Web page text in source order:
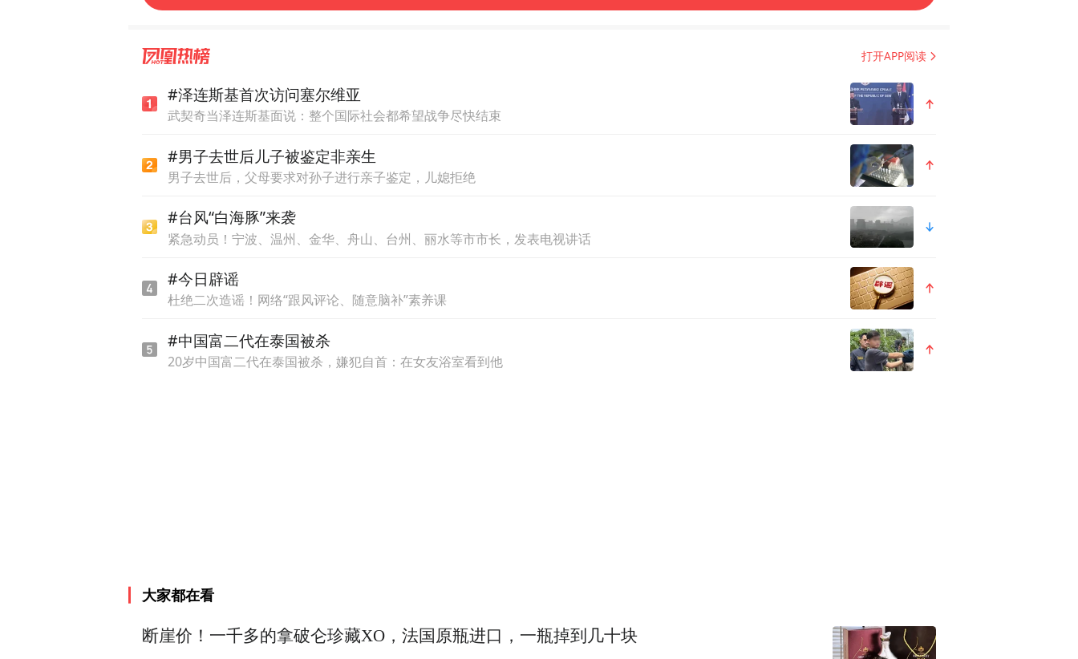
好孕降临，挑战却接踵而至。孕14周，李女士被确诊为宫颈机能不全，这是中晚期流产、早产的高危因素。
为了保住腹中两个珍贵的生命，王燕主任团队立即为其实施经阴道宫颈环扎术，为胎儿筑起一道“生命防
线”。
本以为手术是转机，孕15周，危机骤然爆发——患者突发阴道大量流液，胎膜早破！此时，孕周尚早，胎儿
器官发育极不成熟。继续保胎，意味着要直面极高的宫内感染风险、胎儿窘迫风险；放弃，则意味着十年期
盼化为泡影。
长争取了宝贵的时间。
孕27周，急诊剖宫产抢救生命
打开APP阅读
#泽连斯基首次访问塞尔维亚
武契奇当泽连斯基面说：整个国际社会都希望战争尽快结束
#男子去世后儿子被鉴定非亲生
男子去世后，父母要求对孙子进行亲子鉴定，儿媳拒绝
#台风“白海豚”来袭
紧急动员！宁波、温州、金华、舟山、台州、丽水等市市长，发表电视讲话
#今日辟谣
杜绝二次造谣！网络“跟风评论、随意脑补”素养课
#中国富二代在泰国被杀
20岁中国富二代在泰国被杀，嫌犯自首：在女友浴室看到他
大家都在看
断崖价！一千多的拿破仑珍藏XO，法国原瓶进口，一瓶掉到几十块